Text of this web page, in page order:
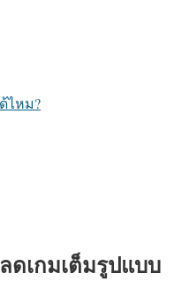
ไหม?
ดเกมเต็มรูปแบบ